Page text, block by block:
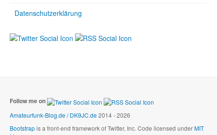
Datenschutzerklärung
Follow me on
Amateurfunk-Blog.de / DK9JC.de2014 - 2026
Bootstrapis a front-end framework of Twitter, Inc. Code licensed underMIT